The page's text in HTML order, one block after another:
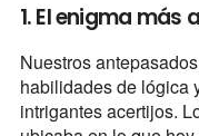
1. El enigma más
Nuestros
habilidades de lógica
intrigantes acertijos.